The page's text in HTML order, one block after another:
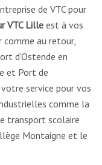
de VTC pour
VTC Lilleest à vos
au retour,
d’Ostende en
et Port de
service pour vos
comme la
transport scolaire
Montaigne et le